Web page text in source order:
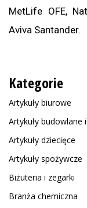
MetLife OFE,
Aviva Santander.
Kategorie
Artykuły biurowe
Artykuły budowlane
Artykuły dziecięce
Artykuły spożywcze
Biżuteria i zegarki
Branża chemiczna